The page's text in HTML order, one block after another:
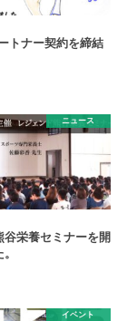
トナー契約を締結
ニュース
谷栄養セミナーを開
イベント